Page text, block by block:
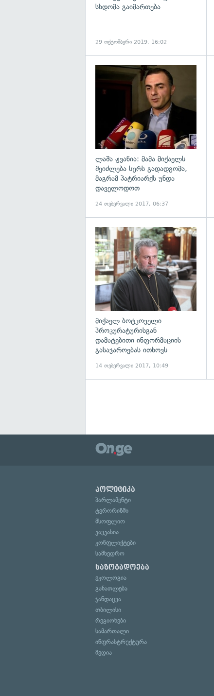
სხდომა გაიმართება
29 ოქტომბერი 2019, 16:02
ლაშა ჟვანია: მამა მიქაელს
შეიძლება სურს გადადგომა,
მაგრამ პატრიარქს უნდა
დაველოდოთ
24 თებერვალი 2017, 06:37
მიქაელ ბოტკოველი
პროკურატურისგან
დამატებითი ინფორმაციის
გასაჯაროებას ითხოვს
14 თებერვალი 2017, 10:49
პოლიტიკა
პარლამენტი
ტერორიზმი
მსოფლიო
კავკასია
კონფლიქტები
სამხედრო
საზოგადოება
ეკოლოგია
განათლება
ჯანდაცვა
თბილისი
რეგიონები
სამართალი
ინფრასტრუქტურა
მედია